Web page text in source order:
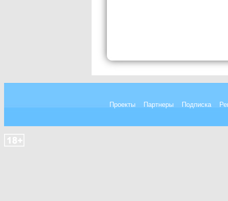
Проекты Партнеры Подписка